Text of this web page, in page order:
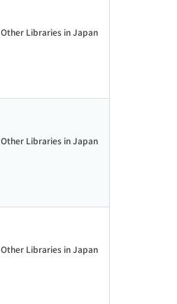
Other Libraries in Japan
Other Libraries in Japan
Other Libraries in Japan